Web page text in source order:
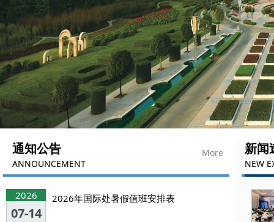
More
通知公告
ANNOUNCEMENT
2026
07-14
2026年国际处暑假值班安排表
新闻
NEW